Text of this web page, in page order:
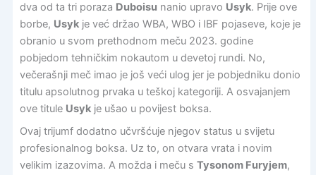
dva od ta tri poraza Duboisu nanio upravo Usyk. Prije ove
borbe, Usykje već držao WBA, WBO i IBF pojaseve, koje je
obranio u svom prethodnom meču 2023. godine
pobjedom tehničkim nokautom u devetoj rundi. No,
večerašnji meč imao je još veći ulog jer je pobjedniku donio
titulu apsolutnog prvaka u teškoj kategoriji. A osvajanjem
ove titule Usykje ušao u povijest boksa.
Ovaj trijumf dodatno učvršćuje njegov status u svijetu
profesionalnog boksa. Uz to, on otvara vrata i novim
velikim izazovima. A možda i meču s Tysonom Furyjem,